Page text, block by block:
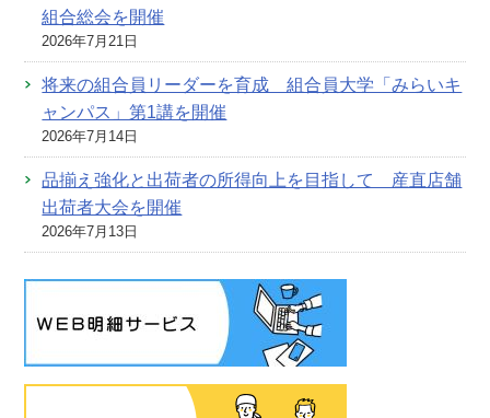
組合総会を開催
2026年7月21日
将来の組合員リーダーを育成 組合員大学「みらいキ
ャンパス」第1講を開催
2026年7月14日
品揃え強化と出荷者の所得向上を目指して 産直店舗
出荷者大会を開催
2026年7月13日